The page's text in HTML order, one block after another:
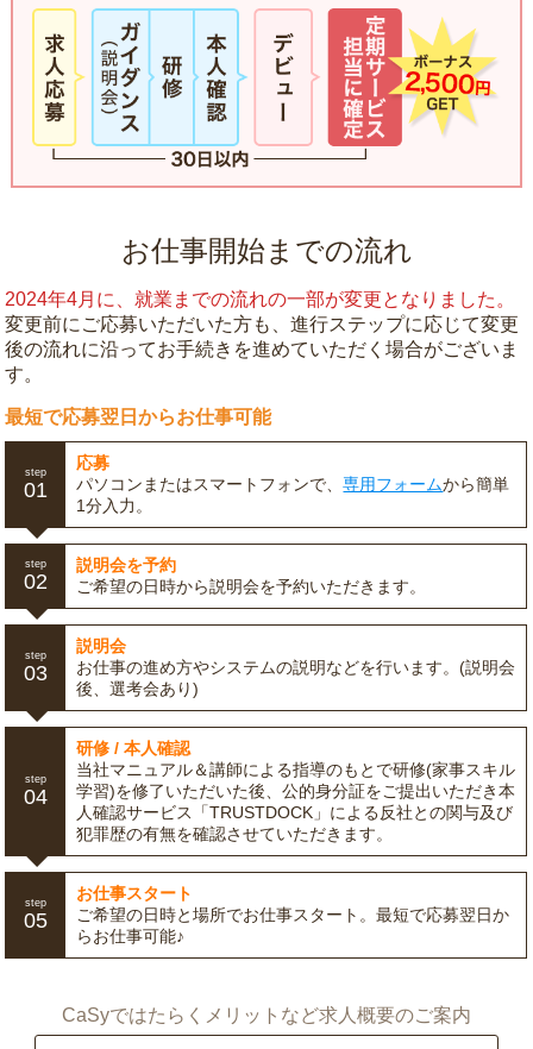
お仕事開始までの流れ
2024年4月に、就業までの流れの一部が変更となりました。
変更前にご応募いただいた方も、進行ステップに応じて変更
後の流れに沿ってお手続きを進めていただく場合がございま
す。
最短で応募翌日からお仕事可能
step
01
応募
パソコンまたはスマートフォンで、専用フォームから簡単
1分入力。
step
02
説明会を予約
ご希望の日時から説明会を予約いただきます。
step
03
説明会
お仕事の進め方やシステムの説明などを行います。(説明会
後、選考会あり)
step
04
研修 / 本人確認
当社マニュアル＆講師による指導のもとで研修(家事スキル
学習)を修了いただいた後、公的身分証をご提出いただき本
人確認サービス「TRUSTDOCK」による反社との関与及び
犯罪歴の有無を確認させていただきます。
step
05
お仕事スタート
ご希望の日時と場所でお仕事スタート。最短で応募翌日か
らお仕事可能♪
CaSyではたらくメリットなど求人概要のご案内